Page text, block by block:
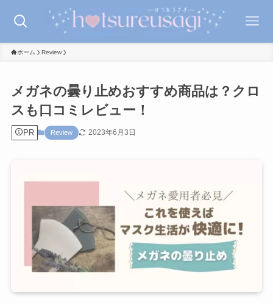
ホーム Review
メガネの曇り止めおすすめ商品は？クロ
スも口コミレビュー！
PR Review 2023年6月3日